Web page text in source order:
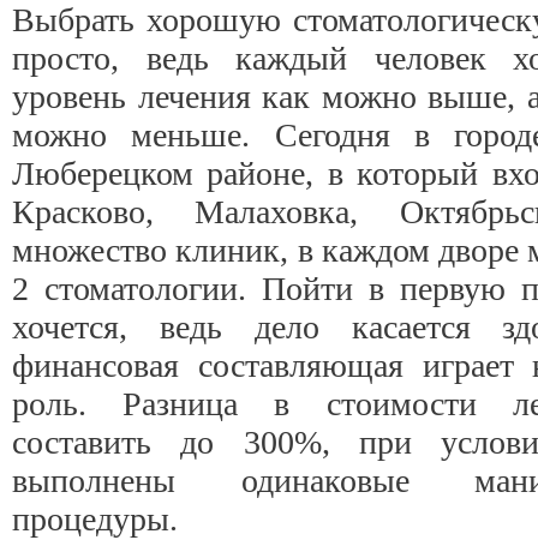
Выбрать хорошую
просто, ведь каждый человек
уровень лечения как можно выше,
можно меньше. Сегодня в
Люберецком районе, в который
Красково, Малаховка,
множество клиник, в каждом дворе
2 стоматологии. Пойти в первую
хочется, ведь дело касается
финансовая составляющая
роль. Разница в стоимости
составить до 300%, при
выполнены одинаковые
процедуры.